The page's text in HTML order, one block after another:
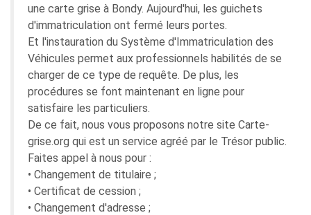
une carte grise à Bondy. Aujourd'hui, les guichets
d'immatriculation ont fermé leurs portes.
Et l'instauration du Système d'Immatriculation des
Véhicules permet aux professionnels habilités de se
charger de ce type de requête. De plus, les
procédures se font maintenant en ligne pour
satisfaire les particuliers.
De ce fait, nous vous proposons notre site Carte-
grise.org qui est un service agréé par le Trésor public.
Faites appel à nous pour :
• Changement de titulaire ;
• Certificat de cession ;
• Changement d'adresse ;